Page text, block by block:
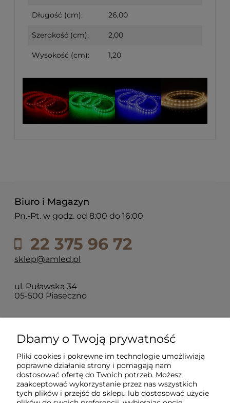
Długość (cm): 26,00
Szerokość (cm): 2,00
Wysokość (cm): 1,20
Biuro i Magazyn
Pn.-Pt. w godz. od 8:00 do 16:00
22 375 96 72
sklep@amled.pl
ul. Puławska 34
05-500 Piaseczno
Dla klientów
Informacje
O firmie
Dbamy o Twoją prywatność
Pliki cookies i pokrewne im technologie umożliwiają
poprawne działanie strony i pomagają nam
dostosować ofertę do Twoich potrzeb. Możesz
zaakceptować wykorzystanie przez nas wszystkich
tych plików i przejść do sklepu lub dostosować użycie